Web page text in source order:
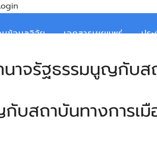
นข้อมูลวิจัย เอกสารเผยแพร่ ปร
าจรัฐธรรมนูญกับส
บสถาบันทางการเ